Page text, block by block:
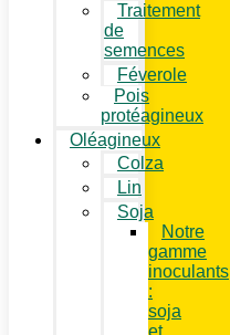
Traitement
de
semences
Féverole
Pois
protéagineux
Oléagineux
Colza
Lin
Soja
Notre
gamme
inoculants
:
soja
et